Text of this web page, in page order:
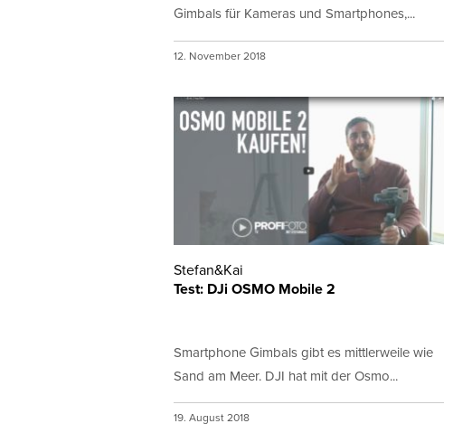
Gimbals für Kameras und Smartphones,...
12. November 2018
Stefan&Kai
Test: DJi OSMO Mobile 2
Smartphone Gimbals gibt es mittlerweile wie
Sand am Meer. DJI hat mit der Osmo...
19. August 2018